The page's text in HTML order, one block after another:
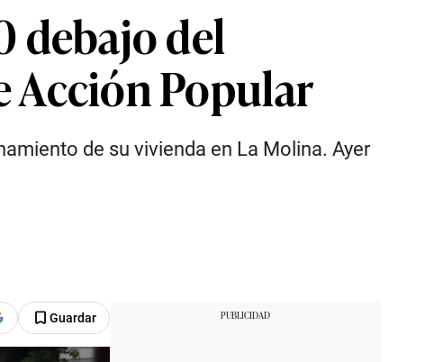
debajo del
Acción Popular
de su vivienda en La Molina. Ayer
Guardar